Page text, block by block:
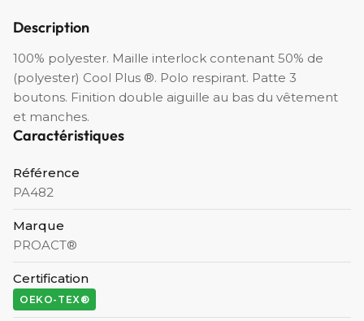
Description
100% polyester. Maille interlock contenant 50% de
(polyester) Cool Plus ®. Polo respirant. Patte 3
boutons. Finition double aiguille au bas du vêtement
et manches.
Caractéristiques
Référence
PA482
Marque
PROACT®
Certification
OEKO-TEX®